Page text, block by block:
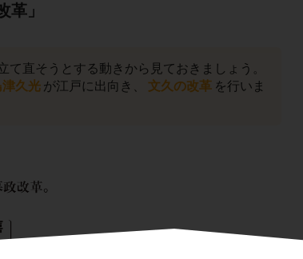
革」
て直そうとする動きから見ておきましょう。
津久光 が江戸に出向き、 文久の改革 を行いま